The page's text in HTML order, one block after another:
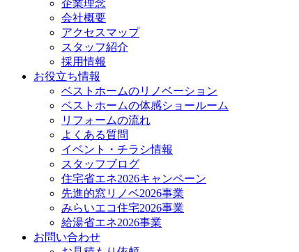
企業理念
会社概要
アクセスマップ
スタッフ紹介
採用情報
お役立ち情報
ベストホームのリノベーション
ベストホームの体感ショールーム
リフォームの流れ
よくある質問
イベント・チラシ情報
スタッフブログ
住宅省エネ2026キャンペーン
先進的窓リノベ2026事業
みらいエコ住宅2026事業
給湯省エネ2026事業
お問い合わせ